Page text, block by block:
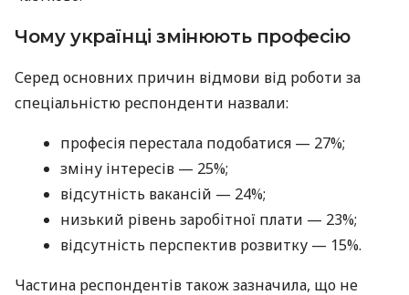
Чому українці змінюють професію
Серед основних причин відмови від роботи за
спеціальністю респонденти назвали:
професія перестала подобатися — 27%;
зміну інтересів — 25%;
відсутність вакансій — 24%;
низький рівень заробітної плати — 23%;
відсутність перспектив розвитку — 15%.
Частина респондентів також зазначила, що не